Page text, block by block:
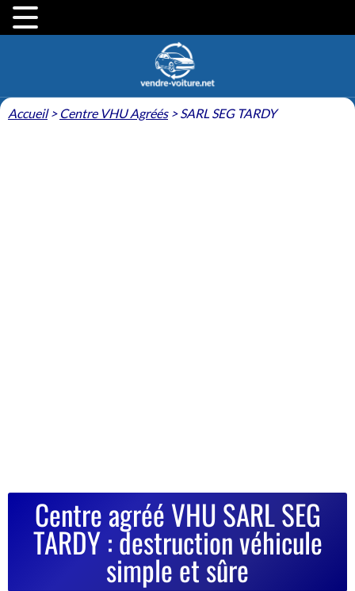
Accueil> Centre VHU Agréés>SARL SEG TARDY
Centre agréé VHU SARL SEG
TARDY : destruction véhicule
simple et sûre